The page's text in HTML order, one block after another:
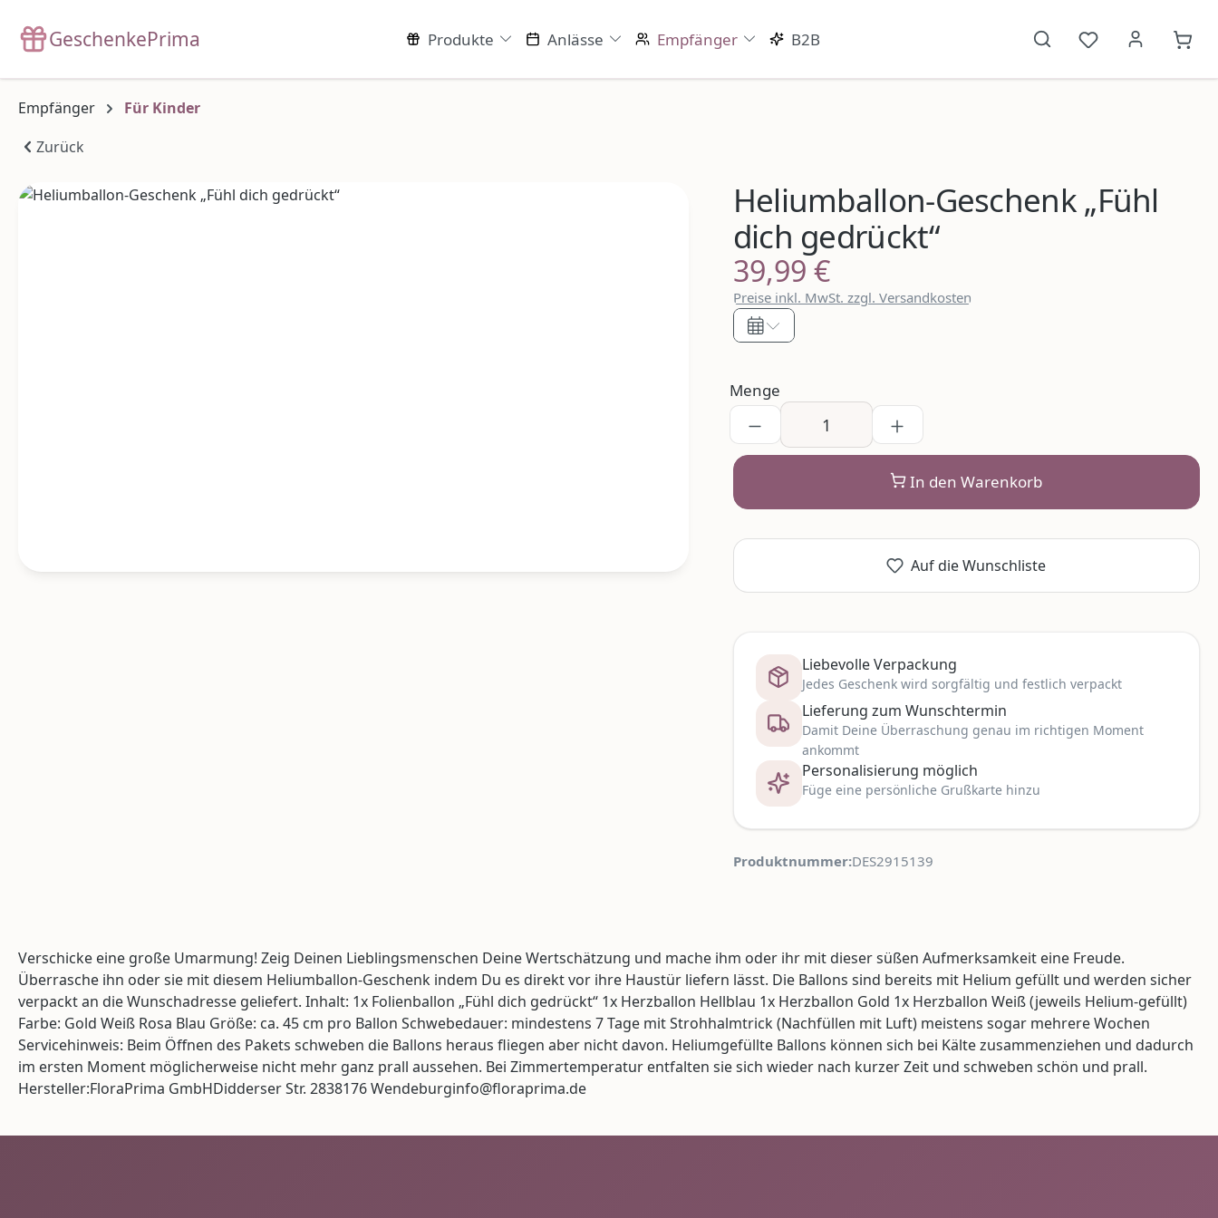
GeschenkePrima Produkte Anlässe Empfänger B2B
Du hast 0
Empfänger
Für Kinder
Zurück
Bildergalerie überspringen
Heliumballon-Geschenk „Fühl
dich gedrückt“
Regulärer Preis:
39,99 €
Preise inkl. MwSt. zzgl. Versandkosten
Menge
In den Warenkorb
Auf die Wunschliste
Liebevolle Verpackung
Jedes Geschenk wird sorgfältig und festlich verpackt
Lieferung zum Wunschtermin
Damit Deine Überraschung genau im richtigen Moment
ankommt
Personalisierung möglich
Füge eine persönliche Grußkarte hinzu
Produktnummer:DES2915139
Verschicke eine große Umarmung! Zeig Deinen Lieblingsmenschen Deine Wertschätzung und mache ihm oder ihr mit dieser süßen Aufmerksamkeit eine Freude.
Überrasche ihn oder sie mit diesem Heliumballon-Geschenk indem Du es direkt vor ihre Haustür liefern lässt. Die Ballons sind bereits mit Helium gefüllt und werden sicher
verpackt an die Wunschadresse geliefert. Inhalt: 1x Folienballon „Fühl dich gedrückt“ 1x Herzballon Hellblau 1x Herzballon Gold 1x Herzballon Weiß (jeweils Helium-gefüllt)
Farbe: Gold Weiß Rosa Blau Größe: ca. 45 cm pro Ballon Schwebedauer: mindestens 7 Tage mit Strohhalmtrick (Nachfüllen mit Luft) meistens sogar mehrere Wochen
Servicehinweis: Beim Öffnen des Pakets schweben die Ballons heraus fliegen aber nicht davon. Heliumgefüllte Ballons können sich bei Kälte zusammenziehen und dadurch
im ersten Moment möglicherweise nicht mehr ganz prall aussehen. Bei Zimmertemperatur entfalten sie sich wieder nach kurzer Zeit und schweben schön und prall.
Hersteller:FloraPrima GmbHDidderser Str. 2838176 Wendeburginfo@floraprima.de